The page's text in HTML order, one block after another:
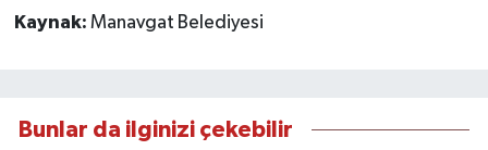
Kaynak: Manavgat Belediyesi
Bunlar da ilginizi çekebilir